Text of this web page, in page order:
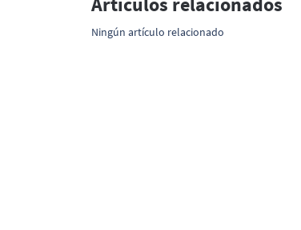
Ningún artículo relacionado